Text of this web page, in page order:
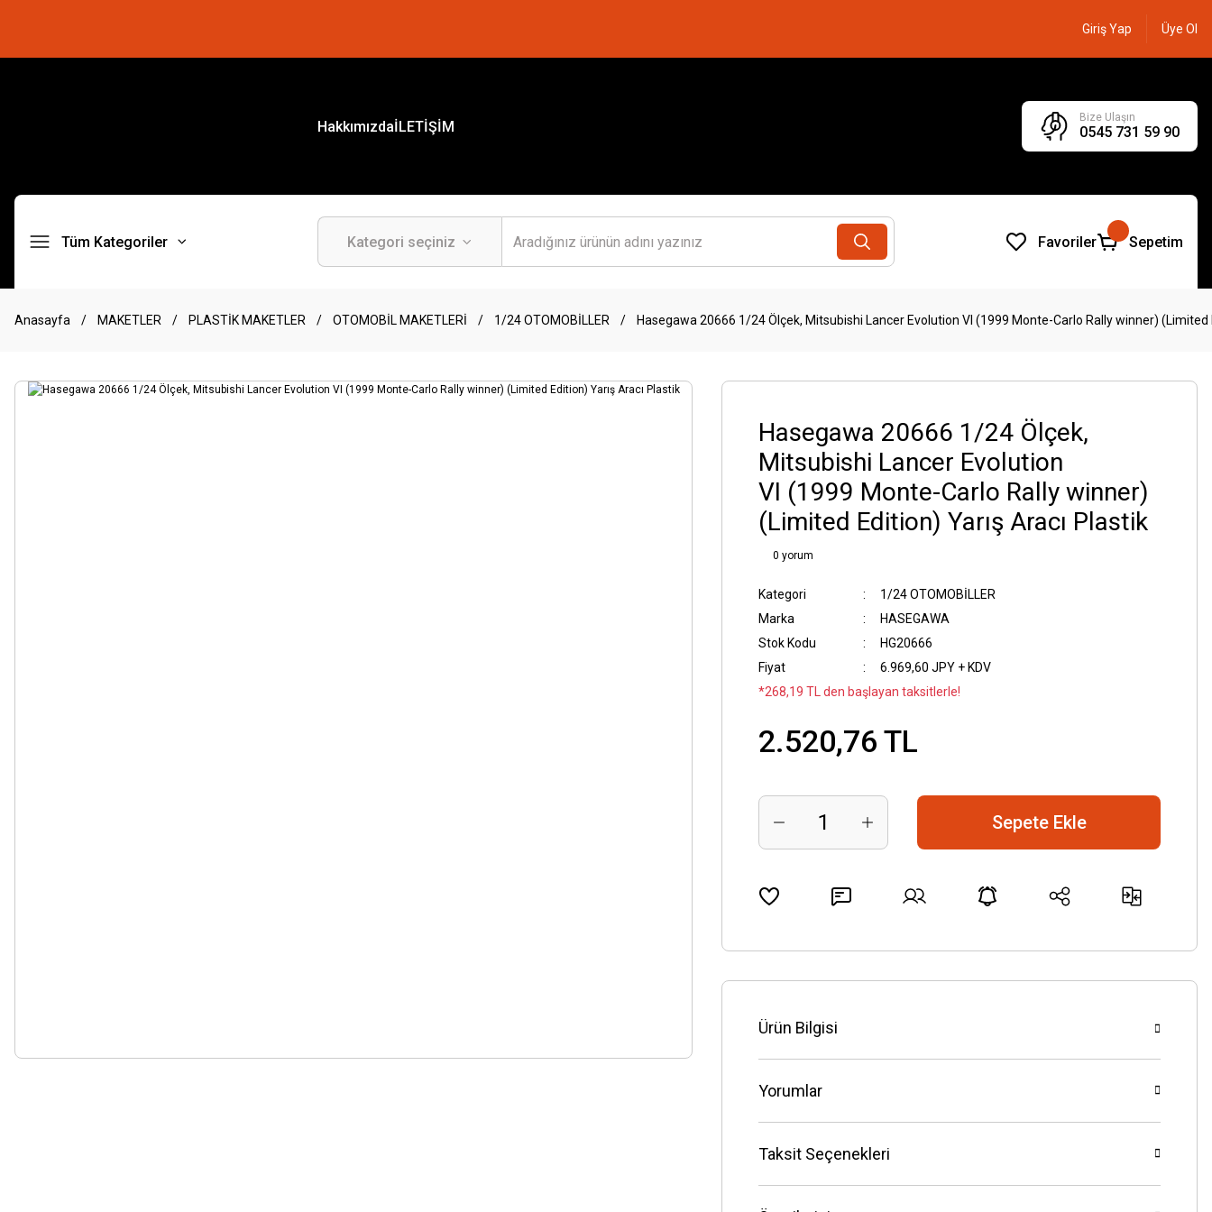
Giriş Yap Üye Ol
HakkımızdaİLETİŞİM
Bize Ulaşın
0545 731 59 90
Tüm Kategoriler Favoriler Sepetim
Anasayfa MAKETLER PLASTİK MAKETLER OTOMOBİL MAKETLERİ 1/24 OTOMOBİLLER Hasegawa 20666 1/24 Ölçek, Mitsubishi Lancer Evolution VI (1999 Monte-Carlo Rally winner) (Limited
Hasegawa 20666 1/24 Ölçek,
Mitsubishi Lancer Evolution
VI (1999 Monte-Carlo Rally winner)
(Limited Edition) Yarış Aracı Plastik
0 yorum
Kategori
1/24 OTOMOBİLLER
Marka
HASEGAWA
Stok Kodu
HG20666
Fiyat
6.969,60 JPY + KDV
*268,19 TL den başlayan taksitlerle!
2.520,76 TL
Sepete Ekle
Ürün Bilgisi
Yorumlar
Taksit Seçenekleri